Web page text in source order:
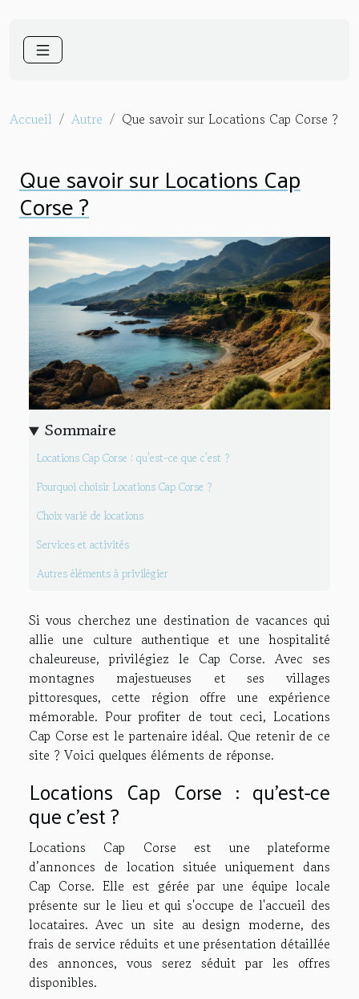
Accueil Autre Que savoir sur Locations Cap Corse ?
Que savoir sur Locations Cap
Corse ?
Sommaire
Locations Cap Corse : qu’est-ce que c’est ?
Pourquoi choisir Locations Cap Corse ?
Choix varié de locations
Services et activités
Autres éléments à privilégier
Si vous cherchez une destination de vacances qui
allie une culture authentique et une hospitalité
chaleureuse, privilégiez le Cap Corse. Avec ses
montagnes majestueuses et ses villages
pittoresques, cette région offre une expérience
mémorable. Pour profiter de tout ceci, Locations
Cap Corse est le partenaire idéal. Que retenir de ce
site ? Voici quelques éléments de réponse.
Locations Cap Corse : qu’est-ce
que c’est ?
Locations Cap Corse est une plateforme
d’annonces de location située uniquement dans
Cap Corse. Elle est gérée par une équipe locale
présente sur le lieu et qui s'occupe de l'accueil des
locataires. Avec un site au design moderne, des
frais de service réduits et une présentation détaillée
des annonces, vous serez séduit par les offres
disponibles.